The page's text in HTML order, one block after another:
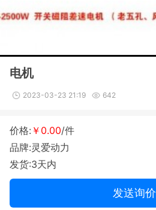
电机
2023-03-23 21:19 642
价格: ￥0.00/件
品牌:灵爱动力
发货:3天内
发送询价